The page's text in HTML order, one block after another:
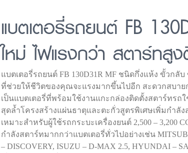
แบตเตอรี่รถยนต์ FB
ใหม่ ไฟแรงกว่า สตาร์ทสู
แบตเตอรี่รถยนต์ FB 130D31R MF ชนิดกึ่งแห้ง ขั้วกลั
ที่ช่วยให้ชีวิตของคุณจะแรงมากขึ้นไปอีก สะดวกสบาย
เป็นแบตเตอรี่ที่พร้อมใช้งานแกะกล่องติดตั้งสตาร์ทรถ
สุดล้ำโครงสร้างแผ่นธาตุและตะกั่วสูตรพิเศษเพิ่มกำลั
เหมาะสำหรับผู้ใช้รถกระบะเครื่องยนต์ 2,500 – 3,200
กำลังสตาร์ทมากกว่าแบตเตอรี่ทั่วไปอย่างเช่น
– DISCOVERY, ISUZU – D-MAX 2.5, HYUNDAI –